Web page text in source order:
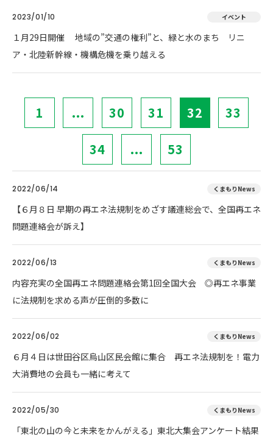
2023/01/10 イベント
１月29日開催 地域の”交通の権利”と、緑と水のまち リニ
ア・北陸新幹線・機構危機を乗り越える
1 ... 30 31 32 33
34 ... 53
2022/06/14 くまもりNews
【６月８日 早期の再エネ法規制をめざす議連総会で、全国再エネ
問題連絡会が訴え】
2022/06/13 くまもりNews
内容充実の全国再エネ問題連絡会第1回全国大会 ◎再エネ事業
に法規制を求める声が圧倒的多数に
2022/06/02 くまもりNews
６月４日は世田谷区烏山区民会館に集合 再エネ法規制を！電力
大消費地の会員も一緒に考えて
2022/05/30 くまもりNews
「東北の山の今と未来をかんがえる」東北大集会アンケート結果